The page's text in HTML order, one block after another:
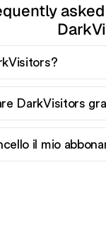
DarkVisitors
il mio